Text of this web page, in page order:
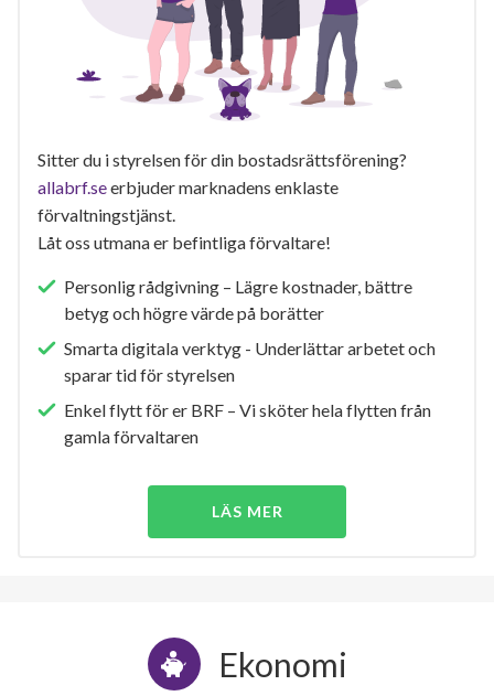
Sitter du i styrelsen för din bostadsrättsförening?
allabrf.seerbjuder marknadens enklaste
förvaltningstjänst.
Låt oss utmana er befintliga förvaltare!
Personlig rådgivning – Lägre kostnader, bättre
betyg och högre värde på borätter
Smarta digitala verktyg - Underlättar arbetet och
sparar tid för styrelsen
Enkel flytt för er BRF – Vi sköter hela flytten från
gamla förvaltaren
LÄS MER
Ekonomi